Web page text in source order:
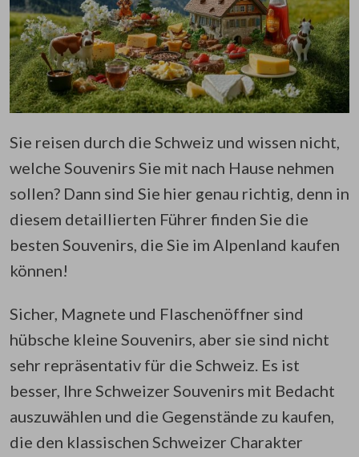
Sie reisen durch die Schweiz und wissen nicht,
welche Souvenirs Sie mit nach Hause nehmen
sollen? Dann sind Sie hier genau richtig, denn in
diesem detaillierten Führer finden Sie die
besten Souvenirs, die Sie im Alpenland kaufen
können!
Sicher, Magnete und Flaschenöffner sind
hübsche kleine Souvenirs, aber sie sind nicht
sehr repräsentativ für die Schweiz. Es ist
besser, Ihre Schweizer Souvenirs mit Bedacht
auszuwählen und die Gegenstände zu kaufen,
die den klassischen Schweizer Charakter